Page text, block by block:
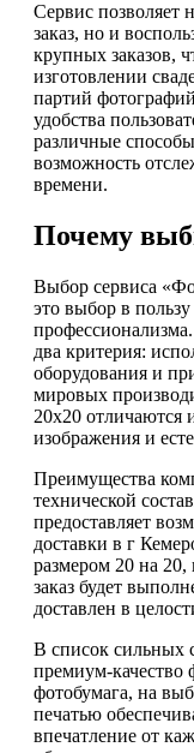
Сервис позволяет
заказ, но и
крупных заказов,
изготовлении
партий
удобства
различные
возможность
времени.
Почему
Выбор сервиса
это выбор в
два критерия:
оборудования и
мировых
20х20 отличаются
изображения и
Преимущества
технической
предоставляет
доставки в г
размером 20 на
заказ будет
доставлен в
В список сильных
премиум-качество
фотобумага, на
печатью
впечатление от